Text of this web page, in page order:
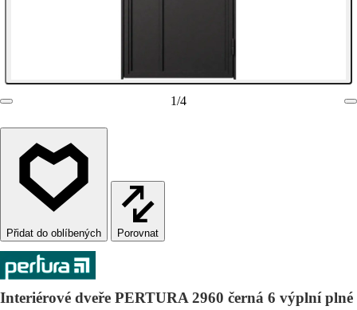
1/4
Porovnat
Interiérové dveře PERTURA 2960 černá 6 výplní plné